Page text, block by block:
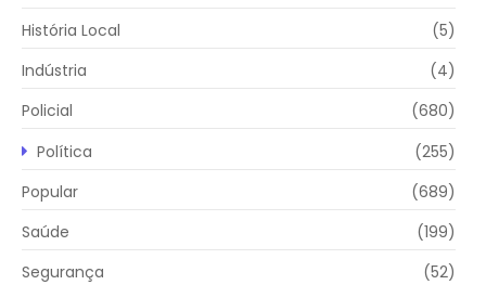
História Local
(5)
Indústria
(4)
Policial
(680)
Política
(255)
Popular
(689)
Saúde
(199)
Segurança
(52)